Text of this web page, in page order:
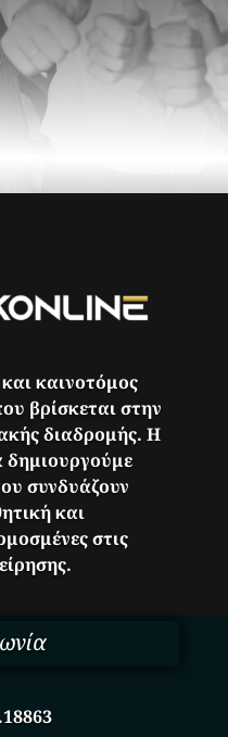
καινοτόμος
βρίσκεται στην
διαδρομής. Η
δημιουργούμε
συνδυάζουν
και
στις